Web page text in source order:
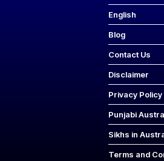
English
Blog
Contact Us
Disclaimer
Privacy Policy
Punjabi
Sikhs in
Terms and